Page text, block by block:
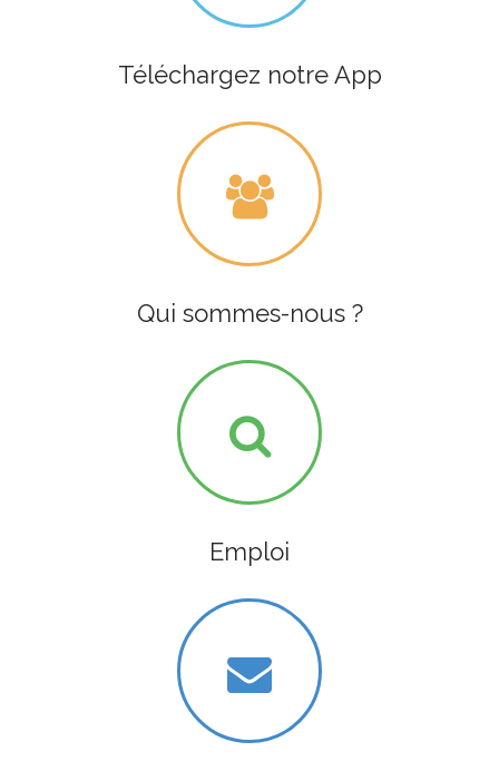
Téléchargez notre App
Qui sommes-nous ?
Emploi